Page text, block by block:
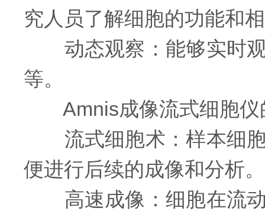
究人员了解细胞的功能和
动态观察：能够实时观
等。
Amnis成像流式细胞仪
流式细胞术：样本细胞
便进行后续的成像和分析。
高速成像：细胞在流动